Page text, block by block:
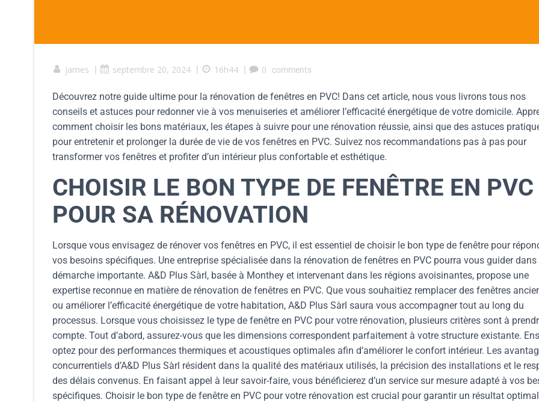
james | septembre 20, 2024 | 16h44 | 0 comments
Découvrez notre guide ultime pour la rénovation de fenêtres en PVC! Dans cet article, nous vous livrons tous nos
conseils et astuces pour redonner vie à vos menuiseries et améliorer l’efficacité énergétique de votre domicile.
comment choisir les bons matériaux, les étapes à suivre pour une rénovation réussie, ainsi que des astuces
pour entretenir et prolonger la durée de vie de vos fenêtres en PVC. Suivez nos recommandations pas à pas pour
transformer vos fenêtres et profiter d’un intérieur plus confortable et esthétique.
CHOISIR LE BON TYPE DE FENÊTRE EN PVC
POUR SA RÉNOVATION
Lorsque vous envisagez de rénover vos fenêtres en PVC, il est essentiel de choisir le bon type de fenêtre pour
vos besoins spécifiques. Une entreprise spécialisée dans la rénovation de fenêtres en PVC pourra vous guider dans
démarche importante. A&D Plus Sàrl, basée à Monthey et intervenant dans les régions avoisinantes, propose une
expertise reconnue en matière de rénovation de fenêtres en PVC. Que vous souhaitiez remplacer des fenêtres
ou améliorer l’efficacité énergétique de votre habitation, A&D Plus Sàrl saura vous accompagner tout au long du
processus. Lorsque vous choisissez le type de fenêtre en PVC pour votre rénovation, plusieurs critères sont à
compte. Tout d’abord, assurez-vous que les dimensions correspondent parfaitement à votre structure existante.
optez pour des performances thermiques et acoustiques optimales afin d’améliorer le confort intérieur. Les
concurrentiels d’A&D Plus Sàrl résident dans la qualité des matériaux utilisés, la précision des installations et le
des délais convenus. En faisant appel à leur savoir-faire, vous bénéficierez d’un service sur mesure adapté à vos
spécifiques. Choisir le bon type de fenêtre en PVC pour votre rénovation est crucial pour garantir un résultat